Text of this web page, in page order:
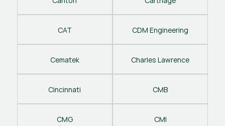
CAT CDM Engineering
Cematek Charles Lawrence
Cincinnati CMB
CMG CMI